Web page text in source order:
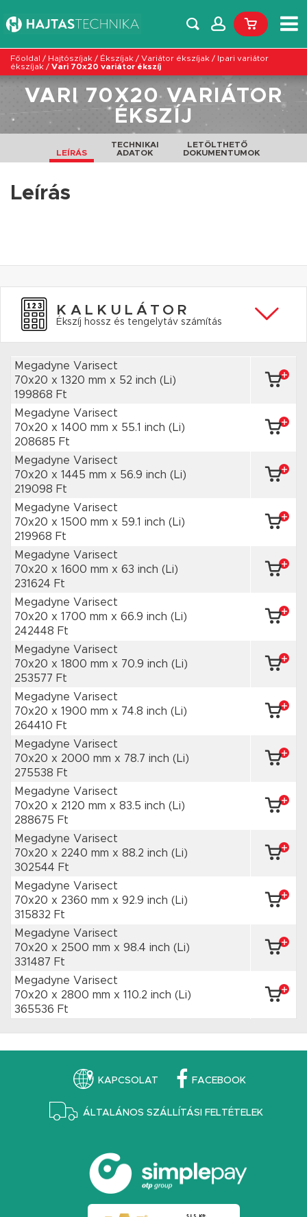
Főoldal / Hajtószíjak / Ékszíjak / Variátor ékszíjak / Ipari variátor
ékszíjak / Vari 70x20 variátor ékszíj
VARI 70X20 VARIÁTOR
ÉKSZÍJ
LEÍRÁS
TECHNIKAI
ADATOK
LETÖLTHETŐ
DOKUMENTUMOK
Leírás
KALKULÁTOR
Ékszíj hossz és tengelytáv számítás
Megadyne Varisect
70x20 x 1320 mm x 52 inch (Li)
199868 Ft
Megadyne Varisect
70x20 x 1400 mm x 55.1 inch (Li)
208685 Ft
Megadyne Varisect
70x20 x 1445 mm x 56.9 inch (Li)
219098 Ft
Megadyne Varisect
70x20 x 1500 mm x 59.1 inch (Li)
219968 Ft
Megadyne Varisect
70x20 x 1600 mm x 63 inch (Li)
231624 Ft
Megadyne Varisect
70x20 x 1700 mm x 66.9 inch (Li)
242448 Ft
Megadyne Varisect
70x20 x 1800 mm x 70.9 inch (Li)
253577 Ft
Megadyne Varisect
70x20 x 1900 mm x 74.8 inch (Li)
264410 Ft
Megadyne Varisect
70x20 x 2000 mm x 78.7 inch (Li)
275538 Ft
Megadyne Varisect
70x20 x 2120 mm x 83.5 inch (Li)
288675 Ft
Megadyne Varisect
70x20 x 2240 mm x 88.2 inch (Li)
302544 Ft
Megadyne Varisect
70x20 x 2360 mm x 92.9 inch (Li)
315832 Ft
Megadyne Varisect
70x20 x 2500 mm x 98.4 inch (Li)
331487 Ft
Megadyne Varisect
70x20 x 2800 mm x 110.2 inch (Li)
365536 Ft
KAPCSOLAT FACEBOOK
ÁLTALÁNOS SZÁLLÍTÁSI FELTÉTELEK